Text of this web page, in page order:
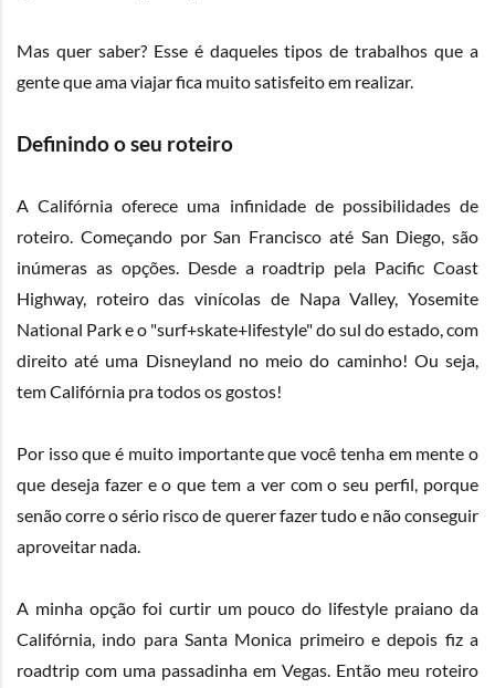
Mas quer saber? Esse é daqueles tipos de trabalhos que a
gente que ama viajar fica muito satisfeito em realizar.
Definindo o seu roteiro
A Califórnia oferece uma infinidade de possibilidades de
roteiro. Começando por San Francisco até San Diego, são
inúmeras as opções. Desde a roadtrip pela Pacific Coast
Highway, roteiro das vinícolas de Napa Valley, Yosemite
National Park e o "surf+skate+lifestyle" do sul do estado, com
direito até uma Disneyland no meio do caminho! Ou seja,
tem Califórnia pra todos os gostos!
Por isso que é muito importante que você tenha em mente o
que deseja fazer e o que tem a ver com o seu perfil, porque
senão corre o sério risco de querer fazer tudo e não conseguir
aproveitar nada.
A minha opção foi curtir um pouco do lifestyle praiano da
Califórnia, indo para Santa Monica primeiro e depois fiz a
roadtrip com uma passadinha em Vegas. Então meu roteiro